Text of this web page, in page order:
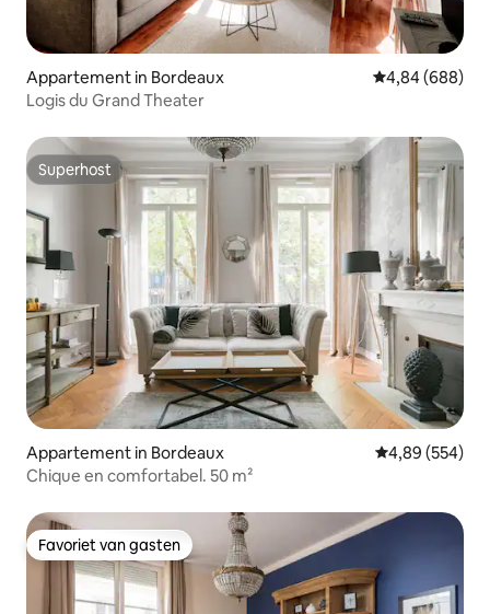
Appartement in Bordeaux Gemiddelde
4,84 (688)
Logis du Grand Theater
Superhost
Superhost
Appartement in Bordeaux Gemiddelde
4,89 (554)
Chique en comfortabel. 50 m²
Favoriet van gasten
Favoriet van gasten